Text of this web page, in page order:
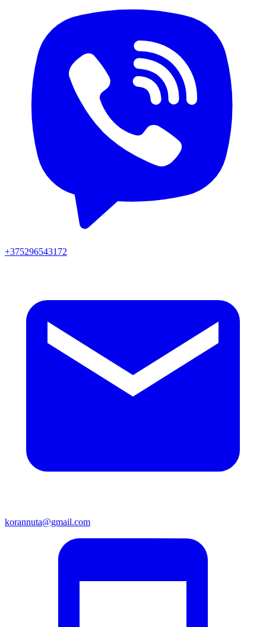
+375296543172
korannuta@gmail.com